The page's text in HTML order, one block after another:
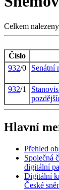
Celkem
Číslo
932/0 Senátní
932/1
Hlavní
Přehled
Společná
digitální
Digitální
České